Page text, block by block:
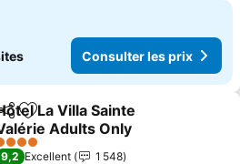
Consulter les prix
Ajouter à mes favoris
La Villa Sainte
Adults Only
les prix
Étoiles
9,2 Excellent
1 548